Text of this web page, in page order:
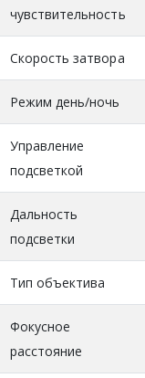
чувствительность
Скорость затвора
Режим день/ночь
Управление
подсветкой
Дальность
подсветки
Тип объектива
Фокусное
расстояние